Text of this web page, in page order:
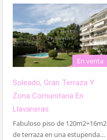
En venta
Soleado, Gran Terraza Y
Zona Comunitaria En
Llavaneras
Fabuloso piso de 120m2+16m2
de terraza en una estupenda…